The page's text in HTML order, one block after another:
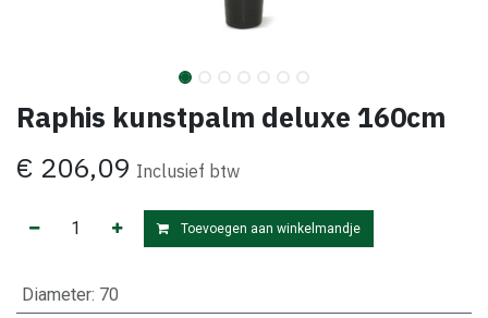
Raphis kunstpalm deluxe 160cm
€ 206,09 Inclusief btw
Toevoegen aan winkelmandje
Diameter: 70